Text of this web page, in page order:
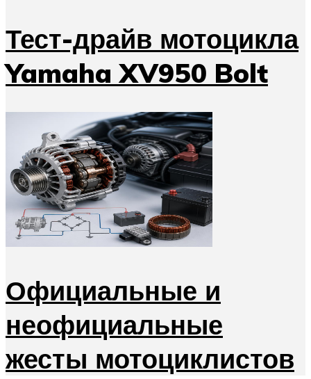
Тест-драйв мотоцикла
Yamaha XV950 Bolt
Официальные и
неофициальные
жесты мотоциклистов